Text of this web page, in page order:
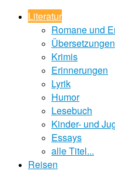
Literatur
Romane und
Übersetzungen
Krimis
Erinnerungen
Lyrik
Humor
Lesebuch
Kinder- und
Essays
alle Titel...
Reisen